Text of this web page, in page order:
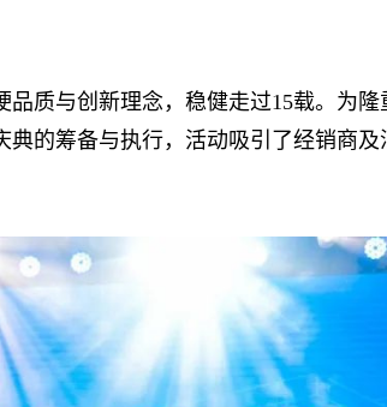
与创新理念，稳健走过15载。为隆
的筹备与执行，活动吸引了经销商及